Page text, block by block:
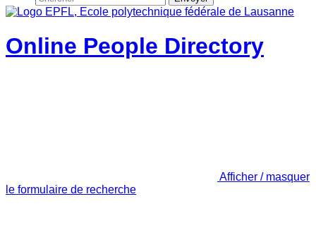
Online People Directory
Afficher / masquer
le formulaire de recherche